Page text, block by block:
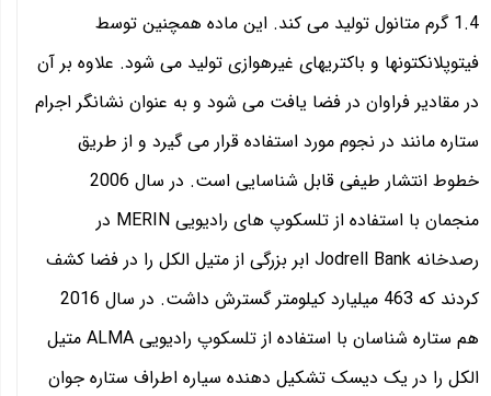
1.4 گرم متانول تولید می کند. این ماده همچنین توسط
فیتوپلانکتونها و باکتریهای غیرهوازی تولید می شود. علاوه بر آن
در مقادیر فراوان در فضا یافت می شود و به عنوان نشانگر اجرام
ستاره مانند در نجوم مورد استفاده قرار می گیرد و از طریق
خطوط انتشار طیفی قابل شناسایی است. در سال 2006
منجمان با استفاده از تلسکوپ های رادیویی MERIN در
رصدخانه Jodrell Bank ابر بزرگی از متیل الکل را در فضا کشف
کردند که 463 میلیارد کیلومتر گسترش داشت. در سال 2016
هم ستاره شناسان با استفاده از تلسکوپ رادیویی ALMA متیل
الکل را در یک دیسک تشکیل دهنده سیاره اطراف ستاره جوان